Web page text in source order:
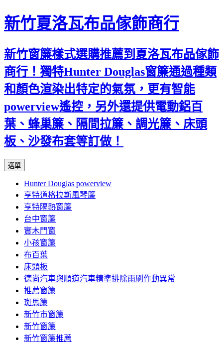
新竹夏洛瓦布品傢飾商行
新竹窗簾樣式選購推薦到夏洛瓦布品傢飾
商行！獨特Hunter Douglas窗簾通過種類
和顏色渲染出特定的氣氛，更有智能
powerview遙控，另外還提供電動鋁百
葉、蜂巢簾、隔間拉簾、調光簾、床頭
板、沙發布套等訂做！
選單
內
容
Hunter Douglas powerview
亨特道格拉斯風琴簾
亨特隔熱窗簾
台中窗簾
實木門窗
小孩窗簾
布百葉
床頭板
德尚汽車與順道汽車精準排除雨刷作動異常
推薦窗簾
斑馬簾
新竹市窗簾
新竹窗簾
新竹窗簾推薦